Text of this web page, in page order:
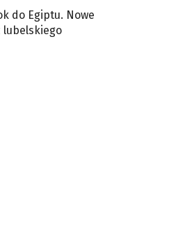
do Egiptu. Nowe
lubelskiego